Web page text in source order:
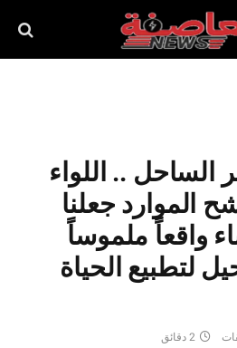
.. اللواء
الموارد جعلنا
واقعاً ملموساً
لتطبيع الحياة
2 دقائق